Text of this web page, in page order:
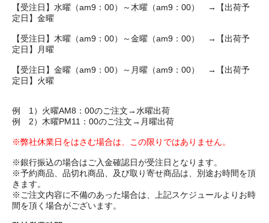
【受注日】水曜（am9：00）～木曜（am9：00） →【出荷予
定日】金曜
【受注日】木曜（am9：00）～金曜（am9：00） →【出荷予
定日】月曜
【受注日】金曜（am9：00）～月曜（am9：00） →【出荷予
定日】火曜
例 1）火曜AM8：00のご注文→水曜出荷
例 2）木曜PM11：00のご注文→月曜出荷
※弊社休業日をはさむ場合は、この限りではありません。
※銀行振込の場合はご入金確認日が受注日となります。
※予約商品、品切れ商品、及び取り寄せ商品は、別途お時間を頂
きます。
※ご注文内容に不備のあった場合は、上記スケジュールよりお時
間を頂く場合がございます。